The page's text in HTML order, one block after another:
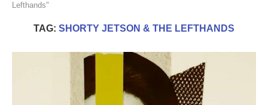
Lefthands"
TAG: SHORTY JETSON & THE LEFTHANDS